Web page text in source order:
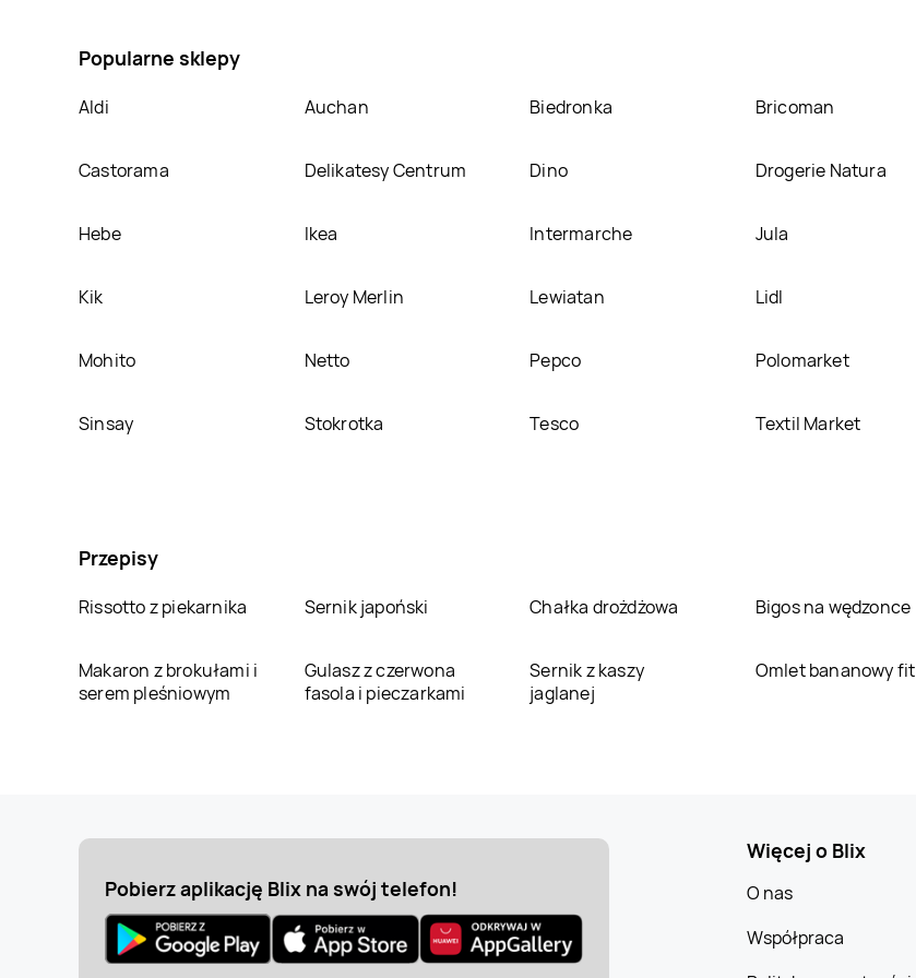
Popularne sklepy
Aldi Auchan Biedronka Bricoman
Castorama Delikatesy Centrum Dino Drogerie Natura
Hebe Ikea Intermarche Jula
Kik Leroy Merlin Lewiatan Lidl
Mohito Netto Pepco Polomarket
Sinsay Stokrotka Tesco Textil Market
Przepisy
Rissotto z piekarnika Sernik japoński Chałka drożdżowa Bigos na wędzonce
Makaron z brokułami i
serem pleśniowym
Gulasz z czerwona
fasola i pieczarkami
Sernik z kaszy
jaglanej
Omlet bananowy fit
Pobierz aplikację Blix na swój telefon!
Więcej o Blix
O nas
Współpraca